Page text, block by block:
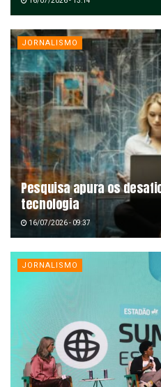
JORNALISMO
Pesquisa apura os
tecnologia
16/07/2026 - 09:37
JORNALISMO